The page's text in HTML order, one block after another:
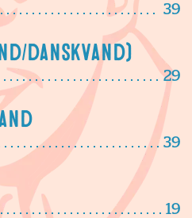
39
danskvand)
29
39
19